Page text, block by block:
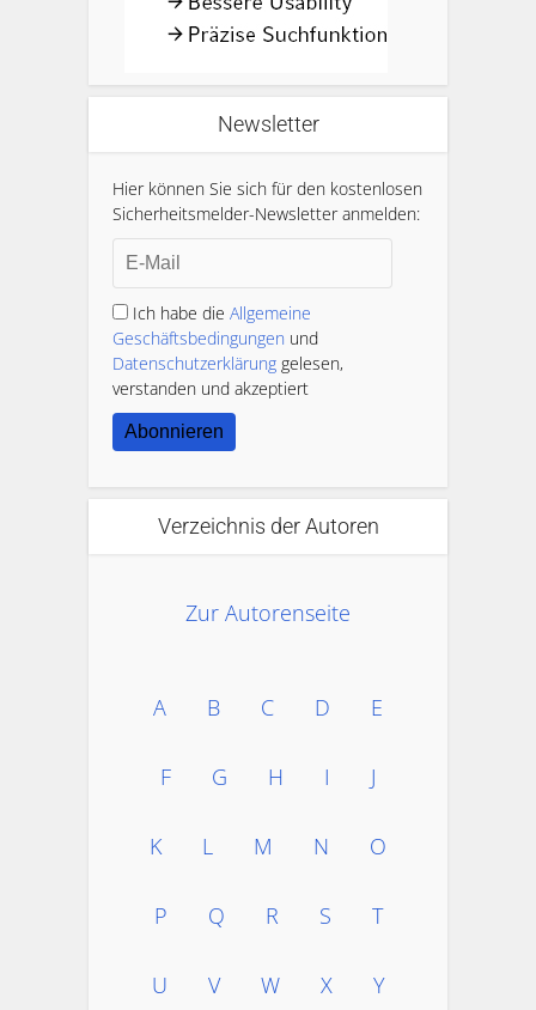
Newsletter
Hier können Sie sich für den kostenlosen
Sicherheitsmelder-Newsletter anmelden:
Ich habe die Allgemeine
Geschäftsbedingungen und
Datenschutzerklärung gelesen,
verstanden und akzeptiert
Abonnieren
Verzeichnis der Autoren
Zur Autorenseite
A B C D E
F G H I J
K L M N O
P Q R S T
U V W X Y